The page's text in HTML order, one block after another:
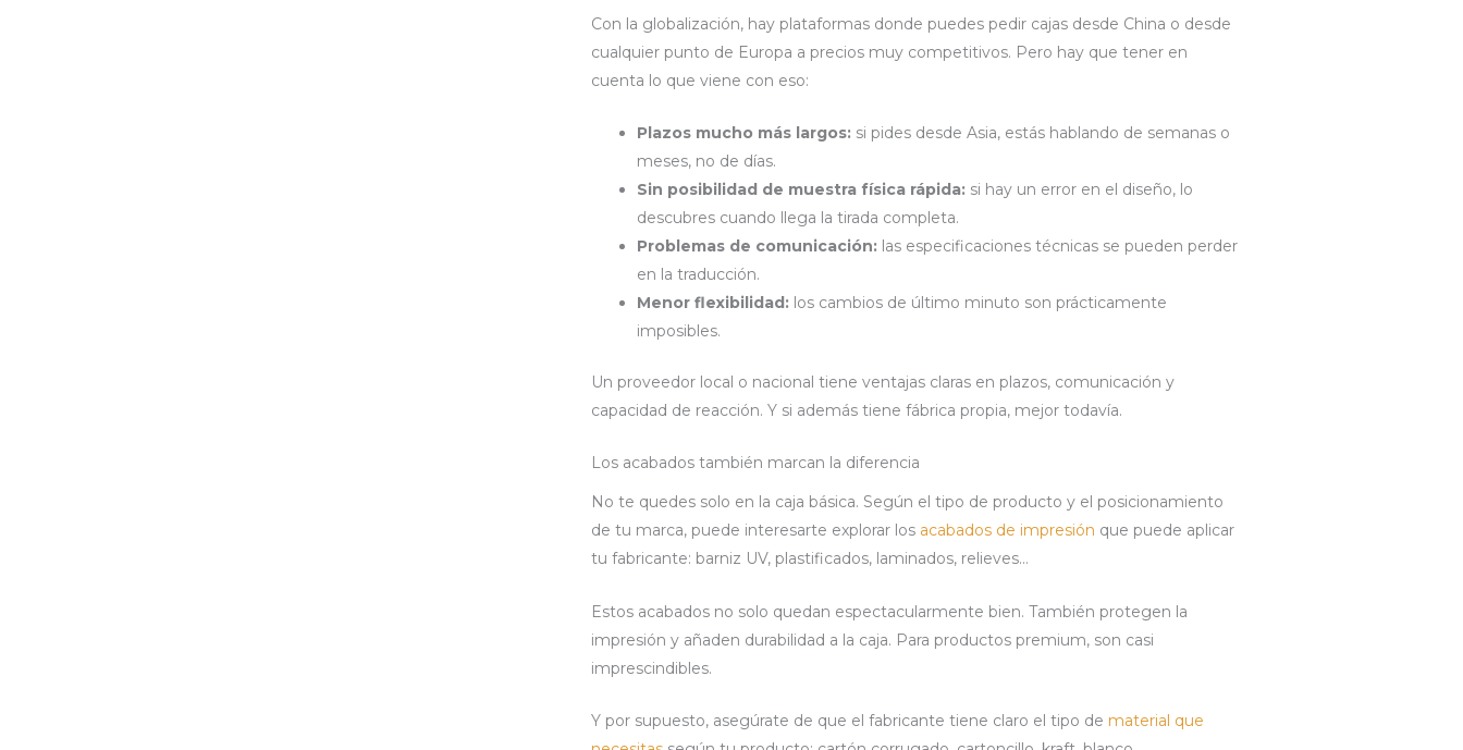
Con la globalización, hay plataformas donde puedes pedir cajas desde China o desde
cualquier punto de Europa a precios muy competitivos. Pero hay que tener en
cuenta lo que viene con eso:
Plazos mucho más largos: si pides desde Asia, estás hablando de semanas o
meses, no de días.
Sin posibilidad de muestra física rápida: si hay un error en el diseño, lo
descubres cuando llega la tirada completa.
Problemas de comunicación: las especificaciones técnicas se pueden perder
en la traducción.
Menor flexibilidad: los cambios de último minuto son prácticamente
imposibles.
Un proveedor local o nacional tiene ventajas claras en plazos, comunicación y
capacidad de reacción. Y si además tiene fábrica propia, mejor todavía.
Los acabados también marcan la diferencia
No te quedes solo en la caja básica. Según el tipo de producto y el posicionamiento
de tu marca, puede interesarte explorar los acabados de impresión que puede aplicar
tu fabricante: barniz UV, plastificados, laminados, relieves…
Estos acabados no solo quedan espectacularmente bien. También protegen la
impresión y añaden durabilidad a la caja. Para productos premium, son casi
imprescindibles.
Y por supuesto, asegúrate de que el fabricante tiene claro el tipo de material que